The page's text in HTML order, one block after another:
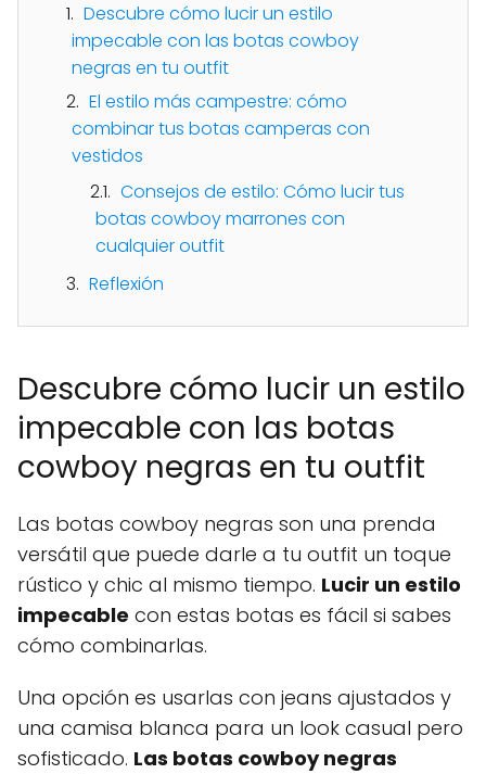
Descubre cómo lucir un estilo
impecable con las botas cowboy
negras en tu outfit
El estilo más campestre: cómo
combinar tus botas camperas con
vestidos
Consejos de estilo: Cómo lucir tus
botas cowboy marrones con
cualquier outfit
Reflexión
Descubre cómo lucir un estilo
impecable con las botas
cowboy negras en tu outfit
Las botas cowboy negras son una prenda
versátil que puede darle a tu outfit un toque
rústico y chic al mismo tiempo. Lucir un estilo
impecable con estas botas es fácil si sabes
cómo combinarlas.
Una opción es usarlas con jeans ajustados y
una camisa blanca para un look casual pero
sofisticado. Las botas cowboy negras